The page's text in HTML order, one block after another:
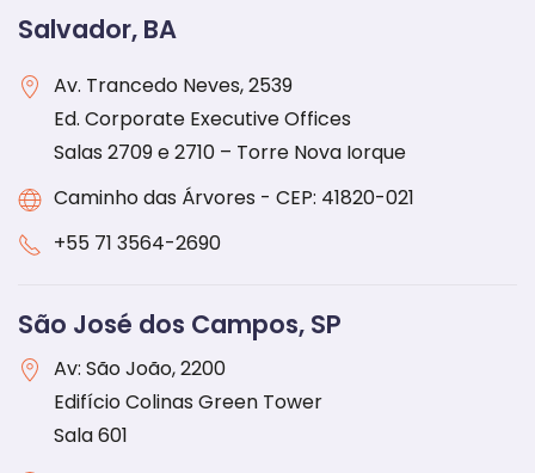
Salvador, BA
Av. Trancedo Neves, 2539
Ed. Corporate Executive Offices
Salas 2709 e 2710 – Torre Nova Iorque
Caminho das Árvores - CEP: 41820-021
+55 71 3564-2690
São José dos Campos, SP
Av: São João, 2200
Edifício Colinas Green Tower
Sala 601